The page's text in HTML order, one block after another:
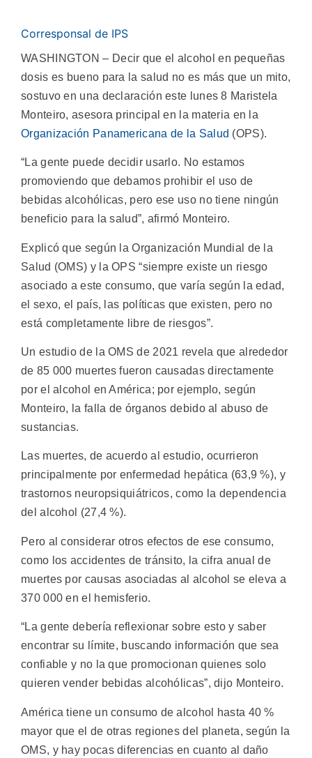
Corresponsal de IPS
WASHINGTON – Decir que el alcohol en pequeñas
dosis es bueno para la salud no es más que un mito,
sostuvo en una declaración este lunes 8 Maristela
Monteiro, asesora principal en la materia en la
Organización Panamericana de la Salud (OPS).
“La gente puede decidir usarlo. No estamos
promoviendo que debamos prohibir el uso de
bebidas alcohólicas, pero ese uso no tiene ningún
beneficio para la salud”, afirmó Monteiro.
Explicó que según la Organización Mundial de la
Salud (OMS) y la OPS “siempre existe un riesgo
asociado a este consumo, que varía según la edad,
el sexo, el país, las políticas que existen, pero no
está completamente libre de riesgos”.
Un estudio de la OMS de 2021 revela que alrededor
de 85 000 muertes fueron causadas directamente
por el alcohol en América; por ejemplo, según
Monteiro, la falla de órganos debido al abuso de
sustancias.
Las muertes, de acuerdo al estudio, ocurrieron
principalmente por enfermedad hepática (63,9 %), y
trastornos neuropsiquiátricos, como la dependencia
del alcohol (27,4 %).
Pero al considerar otros efectos de ese consumo,
como los accidentes de tránsito, la cifra anual de
muertes por causas asociadas al alcohol se eleva a
370 000 en el hemisferio.
“La gente debería reflexionar sobre esto y saber
encontrar su límite, buscando información que sea
confiable y no la que promocionan quienes solo
quieren vender bebidas alcohólicas”, dijo Monteiro.
América tiene un consumo de alcohol hasta 40 %
mayor que el de otras regiones del planeta, según la
OMS, y hay pocas diferencias en cuanto al daño